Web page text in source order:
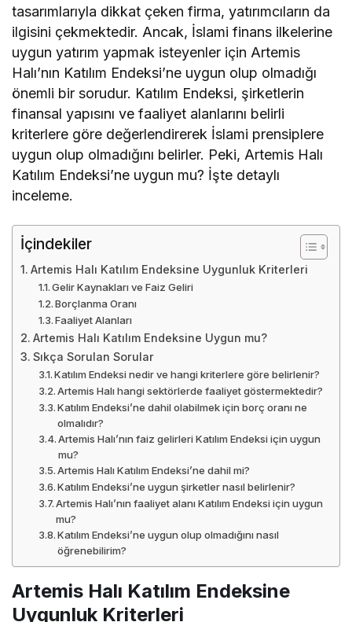
tasarımlarıyla dikkat çeken firma, yatırımcıların da
ilgisini çekmektedir. Ancak, İslami finans ilkelerine
uygun yatırım yapmak isteyenler için Artemis
Halı’nın Katılım Endeksi’ne uygun olup olmadığı
önemli bir sorudur. Katılım Endeksi, şirketlerin
finansal yapısını ve faaliyet alanlarını belirli
kriterlere göre değerlendirerek İslami prensiplere
uygun olup olmadığını belirler. Peki, Artemis Halı
Katılım Endeksi’ne uygun mu? İşte detaylı
inceleme.
İçindekiler
Artemis Halı Katılım Endeksine Uygunluk Kriterleri
Gelir Kaynakları ve Faiz Geliri
Borçlanma Oranı
Faaliyet Alanları
Artemis Halı Katılım Endeksine Uygun mu?
Sıkça Sorulan Sorular
Katılım Endeksi nedir ve hangi kriterlere göre belirlenir?
Artemis Halı hangi sektörlerde faaliyet göstermektedir?
Katılım Endeksi’ne dahil olabilmek için borç oranı ne
olmalıdır?
Artemis Halı’nın faiz gelirleri Katılım Endeksi için uygun
mu?
Artemis Halı Katılım Endeksi’ne dahil mi?
Katılım Endeksi’ne uygun şirketler nasıl belirlenir?
Artemis Halı’nın faaliyet alanı Katılım Endeksi için uygun
mu?
Katılım Endeksi’ne uygun olup olmadığını nasıl
öğrenebilirim?
Artemis Halı Katılım Endeksine
Uygunluk Kriterleri